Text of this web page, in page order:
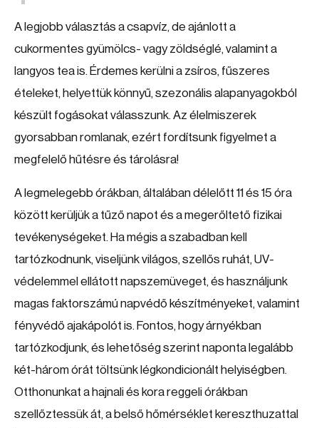
A legjobb választás a csapvíz, de ajánlott a
cukormentes gyümölcs- vagy zöldséglé, valamint a
langyos tea is. Érdemes kerülni a zsíros, fűszeres
ételeket, helyettük könnyű, szezonális alapanyagokból
készült fogásokat válasszunk. Az élelmiszerek
gyorsabban romlanak, ezért fordítsunk figyelmet a
megfelelő hűtésre és tárolásra!
A legmelegebb órákban, általában délelőtt 11 és 15 óra
között kerüljük a tűző napot és a megerőltető fizikai
tevékenységeket. Ha mégis a szabadban kell
tartózkodnunk, viseljünk világos, szellős ruhát, UV-
védelemmel ellátott napszemüveget, és használjunk
magas faktorszámú napvédő készítményeket, valamint
fényvédő ajakápolót is. Fontos, hogy árnyékban
tartózkodjunk, és lehetőség szerint naponta legalább
két-három órát töltsünk légkondicionált helyiségben.
Otthonunkat a hajnali és kora reggeli órákban
szellőztessük át, a belső hőmérséklet kereszthuzattal